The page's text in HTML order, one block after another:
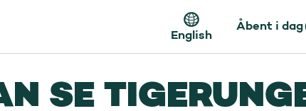
English
Åbent i dag
SE